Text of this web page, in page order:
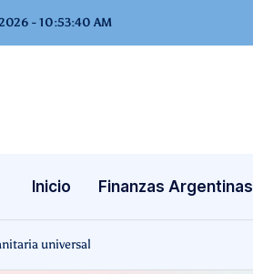
- 10:53:40 AM
Inicio
Finanzas Argentinas
universal